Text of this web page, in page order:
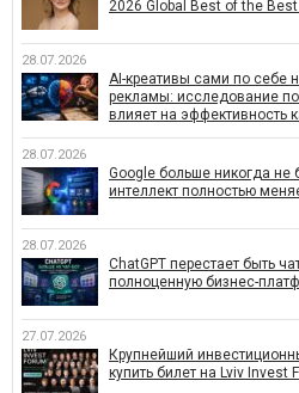
2026 Global Best of the
28.07.2026
AI-креативы сами по себе
рекламы: исследование
влияет на эффективность
28.07.2026
Google больше никогда не
интеллект полностью
28.07.2026
ChatGPT перестает быть
полноценную бизнес-
27.07.2026
Крупнейший
купить билет на Lviv Invest